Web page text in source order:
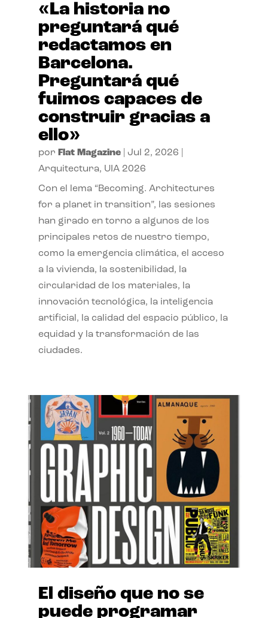
«La historia no
preguntará qué
redactamos en
Barcelona.
Preguntará qué
fuimos capaces de
construir gracias a
ello»
por Flat Magazine| Jul 2, 2026
Arquitectura, UIA 2026
Con el lema “Becoming. Architectures
for a planet in transition”, las sesiones
han girado en torno a algunos de los
principales retos de nuestro tiempo,
como la emergencia climática, el acceso
a la vivienda, la sostenibilidad, la
circularidad de los materiales, la
innovación tecnológica, la inteligencia
artificial, la calidad del espacio público, la
equidad y la transformación de las
ciudades.
El diseño que no se
puede programar